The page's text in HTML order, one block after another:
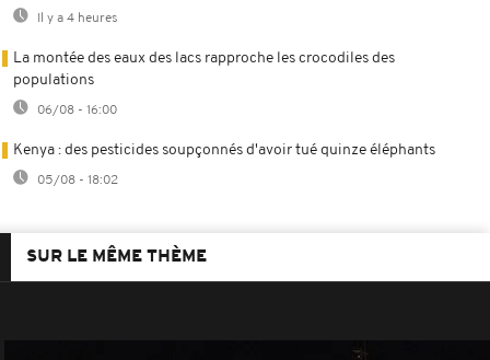
Il y a 4 heures
La montée des eaux des lacs rapproche les crocodiles des
populations
06/08 - 16:00
Kenya : des pesticides soupçonnés d'avoir tué quinze éléphants
05/08 - 18:02
SUR LE MÊME THÈME